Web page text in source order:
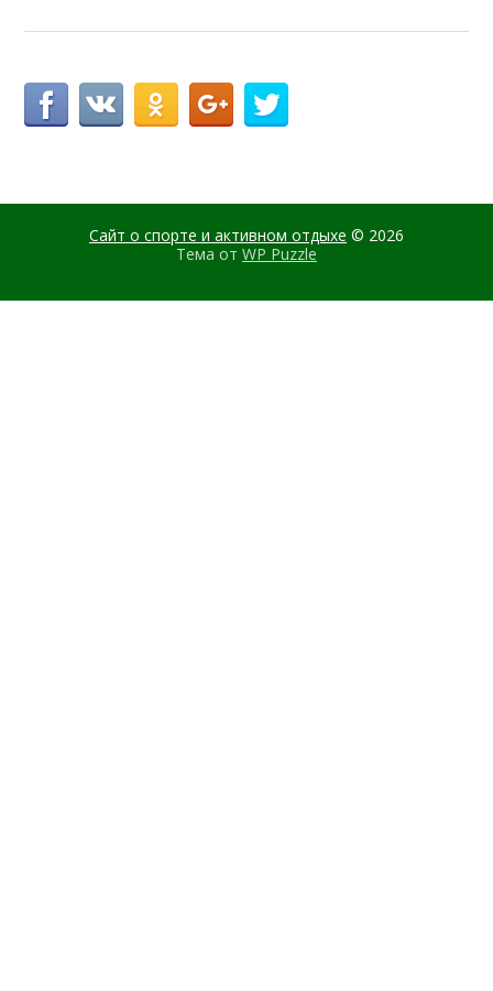
Сайт о спорте и активном отдыхе © 2026
Тема от WP Puzzle